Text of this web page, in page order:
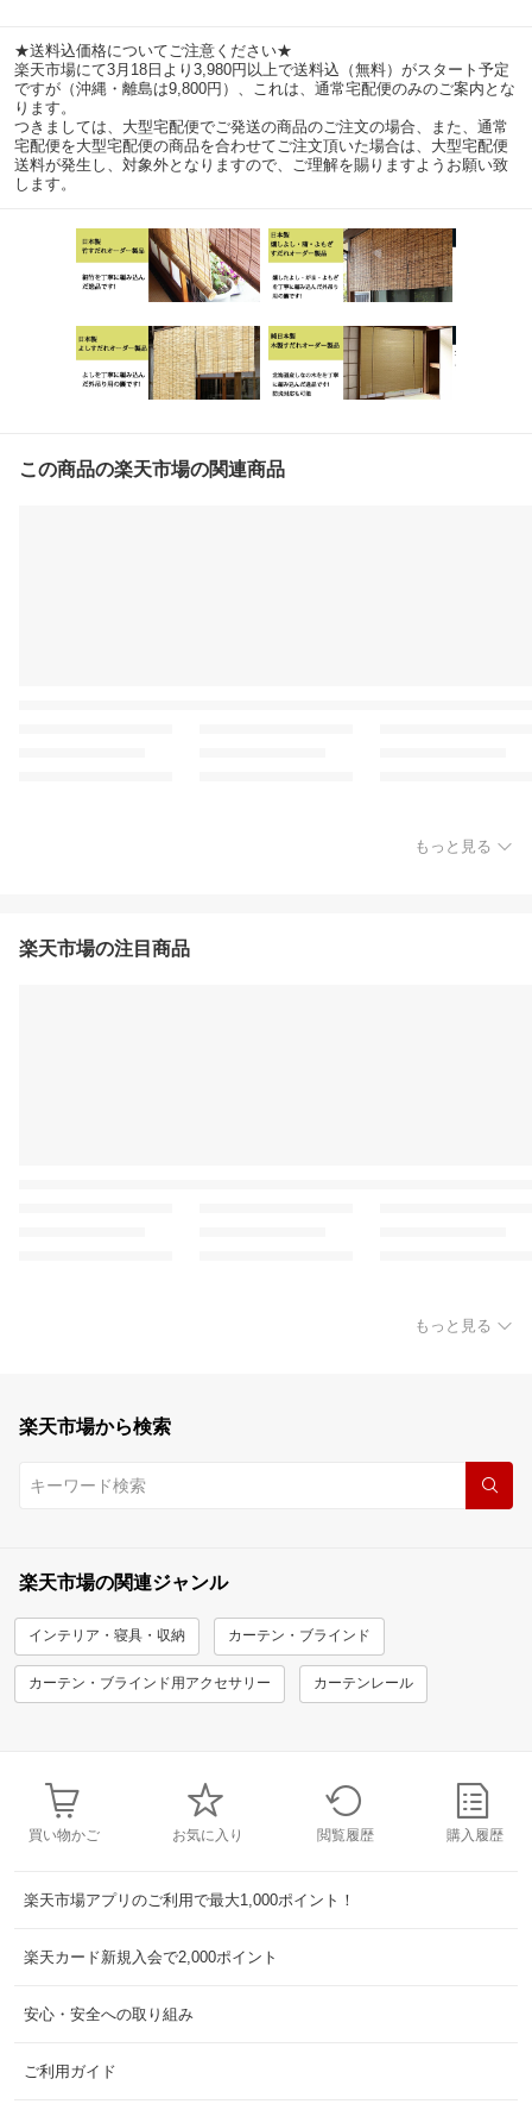
★送料込価格についてご注意ください★
楽天市場にて3月18日より3,980円以上で送料込（無料）がスタート予定
ですが（沖縄・離島は9,800円）、これは、通常宅配便のみのご案内とな
ります。
つきましては、大型宅配便でご発送の商品のご注文の場合、また、通常
宅配便を大型宅配便の商品を合わせてご注文頂いた場合は、大型宅配便
送料が発生し、対象外となりますので、ご理解を賜りますようお願い致
します。
この商品の楽天市場の関連商品
もっと見る
楽天市場の注目商品
もっと見る
楽天市場から検索
楽天市場の関連ジャンル
インテリア・寝具・収納 カーテン・ブラインド
カーテン・ブラインド用アクセサリー カーテンレール
買い物かご お気に入り 閲覧履歴 購入履歴
楽天市場アプリのご利用で最大1,000ポイント！
楽天カード新規入会で2,000ポイント
安心・安全への取り組み
ご利用ガイド